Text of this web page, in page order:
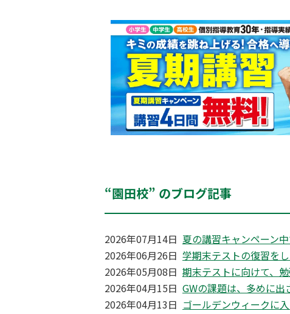
“園田校” のブログ記事
2026年07月14日 夏の講習キャンペーン中
2026年06月26日 学期末テストの復習をし
2026年05月08日 期末テストに向けて、
2026年04月15日 GWの課題は、多めに出
2026年04月13日 ゴールデンウィークに